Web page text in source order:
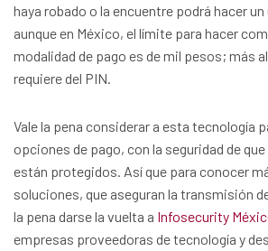
haya robado o la encuentre podrá hacer
aunque en México, el límite para hacer
modalidad de pago es de mil pesos; más
requiere del PIN.
Vale la pena considerar a esta tecnología
opciones de pago, con la seguridad de
están protegidos. Así que para conocer
soluciones, que aseguran la transmisión
la pena darse la vuelta a Infosecurity
empresas proveedoras de tecnología y